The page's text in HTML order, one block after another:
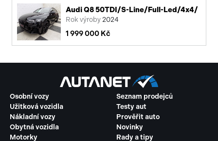
Audi Q8 50TDI/S-Line/Full-Led/4x4/
Rok výroby 2024
1 999 000 Kč
Osobní vozy
Užitková vozidla
Nákladní vozy
Obytná vozidla
Motorky
Seznam prodejců
Testy aut
Prověřit auto
Novinky
Rady a tipy